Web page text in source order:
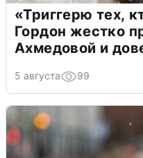
«Триггерю тех,
Гордон жестко
Ахмедовой и
5 августа 99